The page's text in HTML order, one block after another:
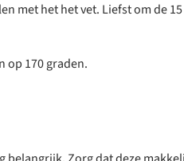
met het het vet. Liefst om de
op 170 graden.